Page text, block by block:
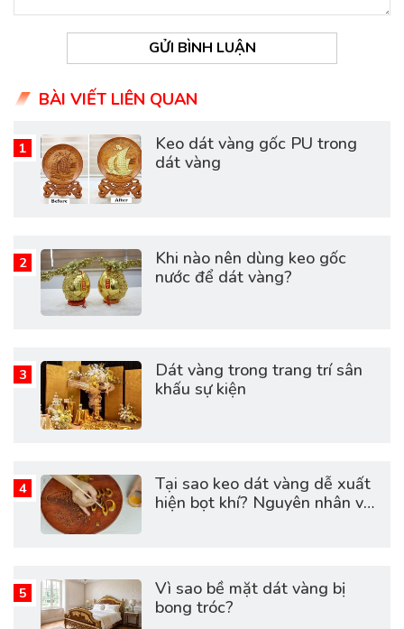
GỬI BÌNH LUẬN
BÀI VIẾT LIÊN QUAN
Keo dát vàng gốc PU trong
dát vàng
Khi nào nên dùng keo gốc
nước để dát vàng?
Dát vàng trong trang trí sân
khấu sự kiện
Tại sao keo dát vàng dễ xuất
hiện bọt khí? Nguyên nhân và
Vì sao bề mặt dát vàng bị
bong tróc?